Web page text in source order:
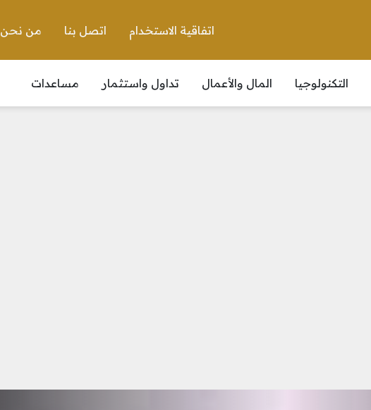
اتفاقية الاستخدام اتصل بنا من نحن
التكنولوجيا المال والأعمال تداول واستثمار مساعدات